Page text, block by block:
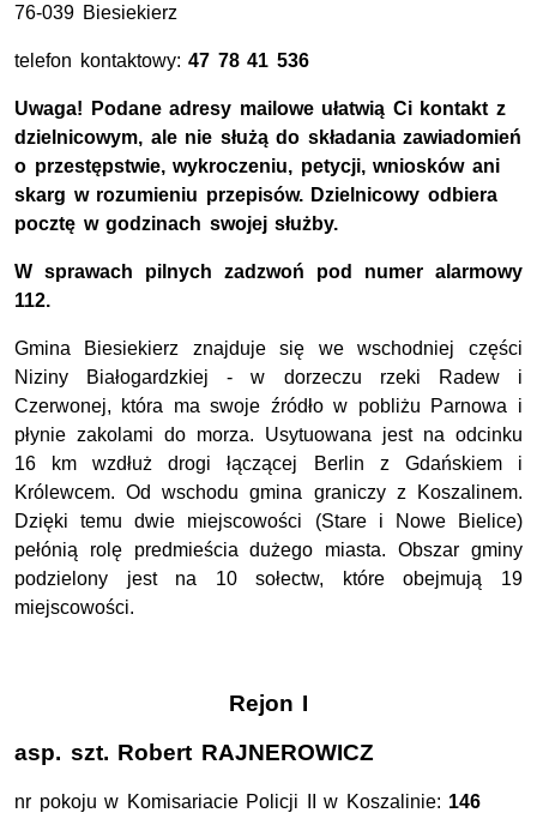
76-039 Biesiekierz
telefon kontaktowy: 47 78 41 536
Uwaga! Podane adresy mailowe ułatwią Ci kontakt z
dzielnicowym, ale nie służą do składania zawiadomień
o przestępstwie, wykroczeniu, petycji, wniosków ani
skarg w rozumieniu przepisów. Dzielnicowy odbiera
pocztę w godzinach swojej służby.
W sprawach pilnych zadzwoń pod numer alarmowy
112.
Gmina Biesiekierz znajduje się we wschodniej części
Niziny Białogardzkiej - w dorzeczu rzeki Radew i
Czerwonej, która ma swoje źródło w pobliżu Parnowa i
płynie zakolami do morza. Usytuowana jest na odcinku
16 km wzdłuż drogi łączącej Berlin z Gdańskiem i
Królewcem. Od wschodu gmina graniczy z Koszalinem.
Dzięki temu dwie miejscowości (Stare i Nowe Bielice)
pełónią rolę predmieścia dużego miasta. Obszar gminy
podzielony jest na 10 sołectw, które obejmują 19
miejscowości.
Rejon I
asp. szt. Robert RAJNEROWICZ
nr pokoju w Komisariacie Policji II w Koszalinie: 146